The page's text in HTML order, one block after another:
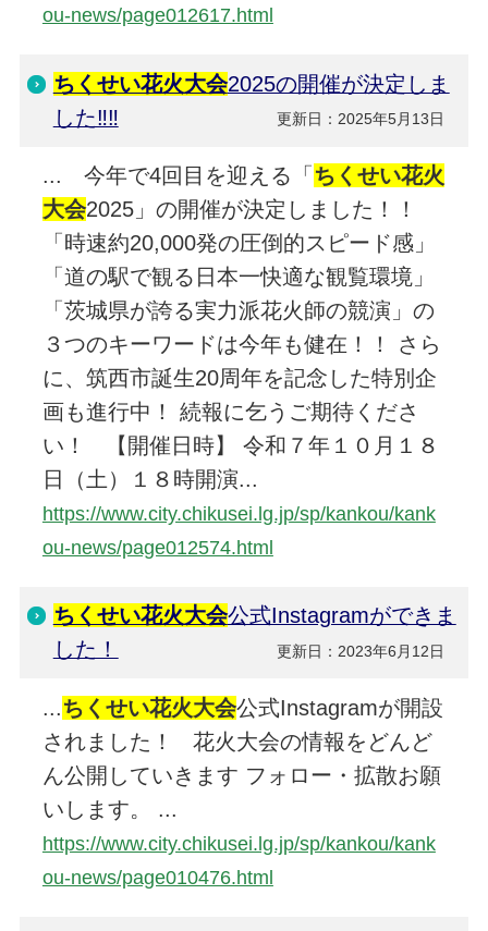
ou-news/page012617.html
ちくせい花火大会2025の開催が決定しま
した‼‼
更新日：2025年5月13日
... 今年で4回目を迎える「 ちくせい花火
大会2025」の開催が決定しました！！
「時速約20,000発の圧倒的スピード感」
「道の駅で観る日本一快適な観覧環境」
「茨城県が誇る実力派花火師の競演」の
３つのキーワードは今年も健在！！ さら
に、筑西市誕生20周年を記念した特別企
画も進行中！ 続報に乞うご期待くださ
い！ 【開催日時】 令和７年１０月１８
日（土）１８時開演...
https://www.city.chikusei.lg.jp/sp/kankou/kank
ou-news/page012574.html
ちくせい花火大会公式Instagramができま
した！
更新日：2023年6月12日
...ちくせい花火大会公式Instagramが開設
されました！ 花火大会の情報をどんど
ん公開していきます フォロー・拡散お願
いします。 ...
https://www.city.chikusei.lg.jp/sp/kankou/kank
ou-news/page010476.html